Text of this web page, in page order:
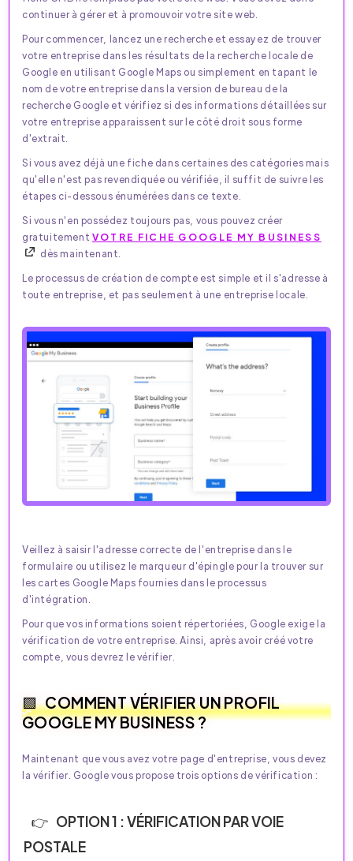
continuer à gérer et à promouvoir votre site web.
Pour commencer, lancez une recherche et essayez de trouver
votre entreprise dans les résultats de la recherche locale de
Google en utilisant Google Maps ou simplement en tapant le
nom de votre entreprise dans la version de bureau de la
recherche Google et vérifiez si des informations détaillées sur
votre entreprise apparaissent sur le côté droit sous forme
d'extrait.
Si vous avez déjà une fiche dans certaines des catégories mais
qu'elle n'est pas revendiquée ou vérifiée, il suffit de suivre les
étapes ci-dessous énumérées dans ce texte.
Si vous n'en possédez toujours pas, vous pouvez créer
gratuitement VOTRE FICHE GOOGLE MY BUSINESS
dès maintenant.
Le processus de création de compte est simple et il s'adresse à
toute entreprise, et pas seulement à une entreprise locale.
Veillez à saisir l'adresse correcte de l'entreprise dans le
formulaire ou utilisez le marqueur d'épingle pour la trouver sur
les cartes Google Maps fournies dans le processus
d'intégration.
Pour que vos informations soient répertoriées, Google exige la
vérification de votre entreprise. Ainsi, après avoir créé votre
compte, vous devrez le vérifier.
COMMENT VÉRIFIER UN PROFIL
GOOGLE MY BUSINESS ?
Maintenant que vous avez votre page d'entreprise, vous devez
la vérifier. Google vous propose trois options de vérification :
OPTION 1 : VÉRIFICATION PAR VOIE
POSTALE